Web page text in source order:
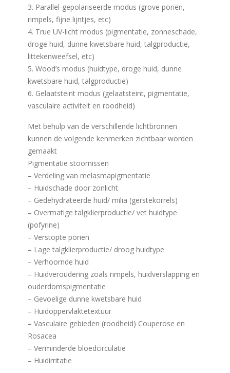
3. Parallel-gepolariseerde modus (grove poriën,
rimpels, fijne lijntjes, etc)
4. True UV-licht modus (pigmentatie, zonneschade,
droge huid, dunne kwetsbare huid, talgproductie,
littekenweefsel, etc)
5. Wood’s modus (huidtype, droge huid, dunne
kwetsbare huid, talgproductie)
6. Gelaatsteint modus (gelaatsteint, pigmentatie,
vasculaire activiteit en roodheid)
Met behulp van de verschillende lichtbronnen
kunnen de volgende kenmerken zichtbaar worden
gemaakt
Pigmentatie stoornissen
– Verdeling van melasmapigmentatie
– Huidschade door zonlicht
– Gedehydrateerde huid/ milia (gerstekorrels)
– Overmatige talgklierproductie/ vet huidtype
(pofyrine)
– Verstopte poriën
– Lage talgklierproductie/ droog huidtype
– Verhoornde huid
– Huidveroudering zoals rimpels, huidverslapping en
ouderdomspigmentatie
– Gevoelige dunne kwetsbare huid
– Huidoppervlaktetextuur
– Vasculaire gebieden (roodheid) Couperose en
Rosacea
– Verminderde bloedcirculatie
– Huidirritatie